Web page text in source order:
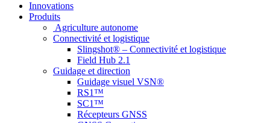
Innovations
Produits
Agriculture autonome
Connectivité et logistique
Slingshot® – Connectivité et logistique
Field Hub 2.1
Guidage et direction
Guidage visuel VSN®
RS1™
SC1™
Récepteurs GNSS